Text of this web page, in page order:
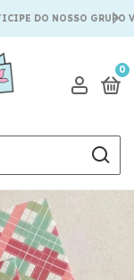
DO NOSSO GRUPO
0